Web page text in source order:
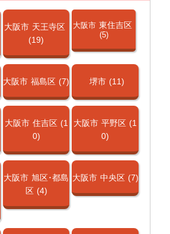
大阪市 天王寺区
(19)
大阪市 東住吉区
(5)
大阪市 福島区 (7) 堺市 (11)
大阪市 住吉区 (1
0)
大阪市 平野区 (1
0)
大阪市 旭区･都島
区 (4)
大阪市 中央区 (7)